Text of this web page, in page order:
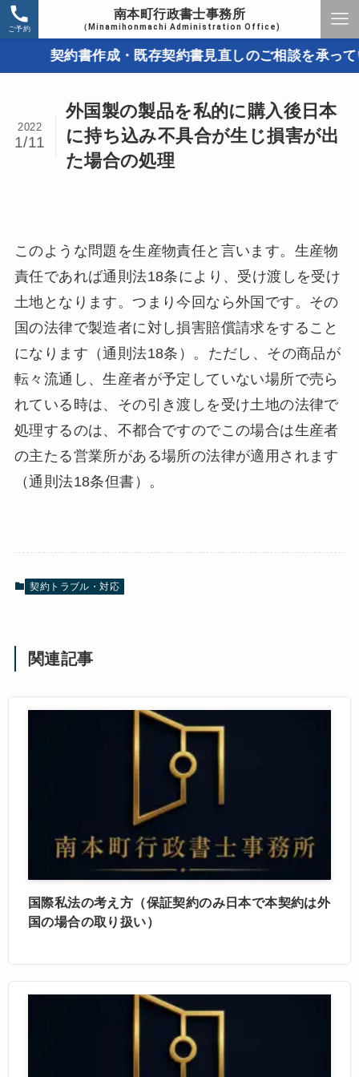
南本町行政書士事務所
（Minamihonmachi Administration Office)
ご予約
契約書作成・既存契約書見直しのご相談を承ってい
外国製の製品を私的に購入後日本
に持ち込み不具合が生じ損害が出
た場合の処理
2022
1/11
このような問題を生産物責任と言います。生産物
責任であれば通則法18条により、受け渡しを受け
土地となります。つまり今回なら外国です。その
国の法律で製造者に対し損害賠償請求をすること
になります（通則法18条）。ただし、その商品が
転々流通し、生産者が予定していない場所で売ら
れている時は、その引き渡しを受け土地の法律で
処理するのは、不都合ですのでこの場合は生産者
の主たる営業所がある場所の法律が適用されます
（通則法18条但書）。
契約トラブル・対応
関連記事
国際私法の考え方（保証契約のみ日本で本契約は外
国の場合の取り扱い）